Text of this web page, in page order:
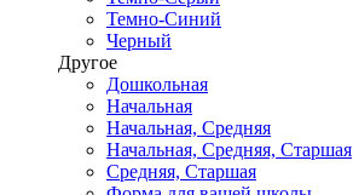
Темно-Синий
Черный
Другое
Дошкольная
Начальная
Начальная, Средняя
Начальная, Средняя, Старшая
Средняя, Старшая